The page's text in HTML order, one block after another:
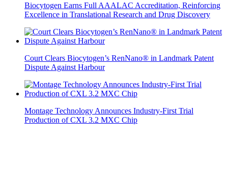
Biocytogen Earns Full AAALAC Accreditation, Reinforcing
Excellence in Translational Research and Drug Discovery
Court Clears Biocytogen’s RenNano® in Landmark Patent
Dispute Against Harbour
Montage Technology Announces Industry-First Trial
Production of CXL 3.2 MXC Chip